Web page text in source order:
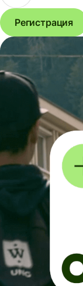
Регистрация